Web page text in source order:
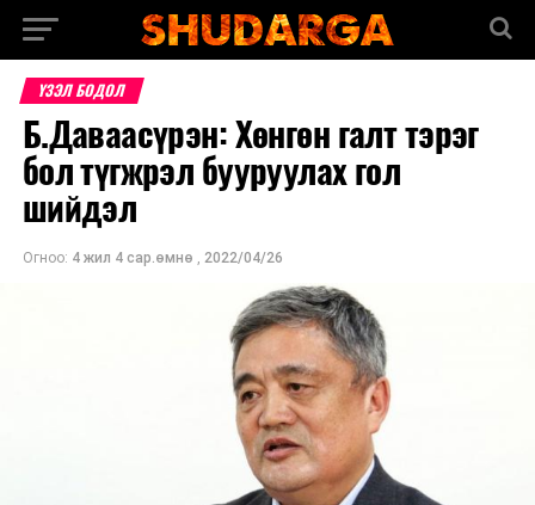
ҮЗЭЛ БОДОЛ
Б.Даваасүрэн: Хөнгөн галт тэрэг
бол түгжрэл бууруулах гол
шийдэл
Огноо: 4 жил 4 сар.өмнө , 2022/04/26